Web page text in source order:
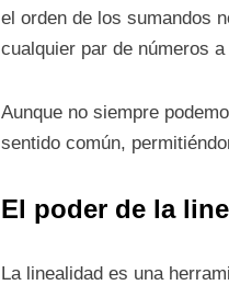
el orden de los sumandos
cualquier par de números
Aunque no siempre
sentido común,
El poder de la
La linealidad es una